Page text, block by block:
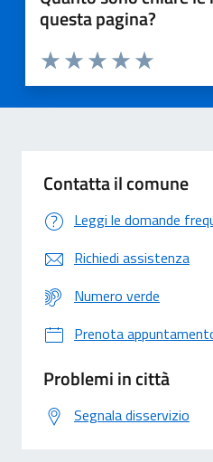
questa pagina?
Valuta 5
Valuta 4 stelle
Valuta 3 stelle su 5
Valuta 2 stelle su 5
Valuta 1 stelle su 5
Contatta il comune
Leggi le domande
Richiedi assistenza
Numero verde
Prenota
Problemi in città
Segnala disservizio